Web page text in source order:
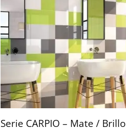
Serie CARPIO – Mate / Brillo